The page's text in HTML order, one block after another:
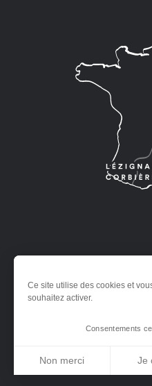
Ce site utilise des cookies et
souhaitez activer.
Consentements
Non merci Je